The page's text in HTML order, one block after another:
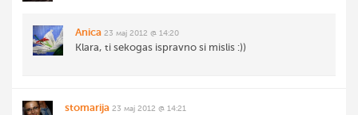
Anica 23 мај 2012 @ 14:20
Klara, ti sekogas ispravno si mislis :))
stomarija 23 мај 2012 @ 14:21